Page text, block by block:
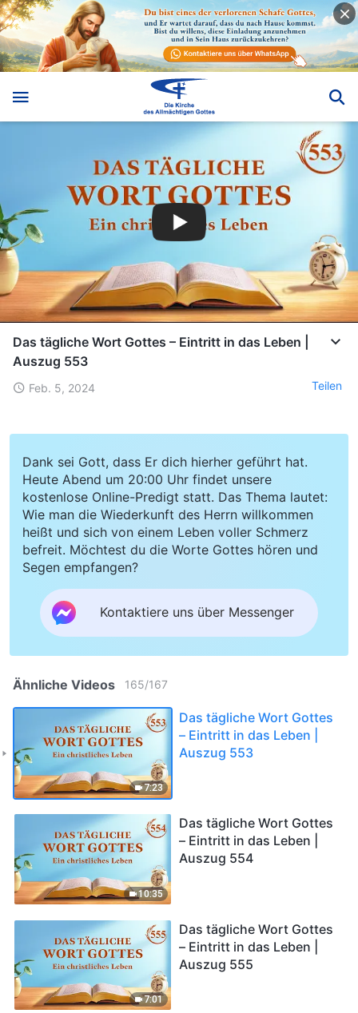
Das tägliche Wort Gottes – Eintritt in das Leben |
Auszug 553
Feb. 5, 2024 Teilen
Dank sei Gott, dass Er dich hierher geführt hat.
Heute Abend um 20:00 Uhr findet unsere
kostenlose Online-Predigt statt. Das Thema lautet:
Wie man die Wiederkunft des Herrn willkommen
heißt und sich von einem Leben voller Schmerz
befreit. Möchtest du die Worte Gottes hören und
Segen empfangen?
Kontaktiere uns über Messenger
Ähnliche Videos 165/167
7:23
Das tägliche Wort Gottes
– Eintritt in das Leben |
Auszug 553
10:35
Das tägliche Wort Gottes
– Eintritt in das Leben |
Auszug 554
7:01
Das tägliche Wort Gottes
– Eintritt in das Leben |
Auszug 555